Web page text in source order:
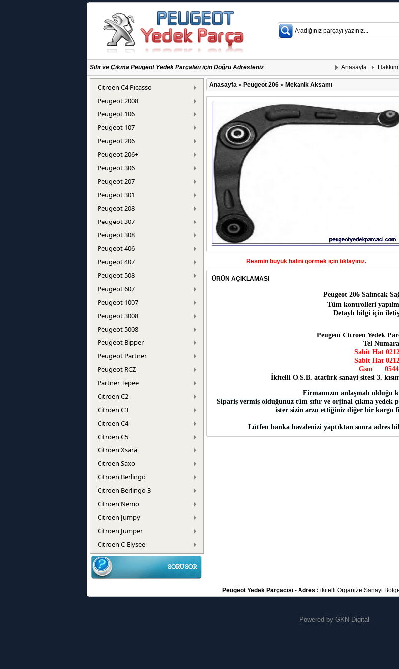
Sıfır ve Çıkma Peugeot Yedek Parçaları için Doğru Adresteniz Anasayfa
Citroen C4 Picasso
Peugeot 2008
Peugeot 106
Peugeot 107
Peugeot 206
Peugeot 206+
Peugeot 306
Peugeot 207
Peugeot 301
Peugeot 208
Peugeot 307
Peugeot 308
Peugeot 406
Peugeot 407
Peugeot 508
Peugeot 607
Peugeot 1007
Peugeot 3008
Peugeot 5008
Peugeot Bipper
Peugeot Partner
Peugeot RCZ
Partner Tepee
Citroen C2
Citroen C3
Citroen C4
Citroen C5
Citroen Xsara
Citroen Saxo
Citroen Berlingo
Citroen Berlingo 3
Citroen Nemo
Citroen Jumpy
Citroen Jumper
Citroen C-Elysee
Anasayfa» Peugeot 206» Mekanik Aksamı
Resmin büyük halini görmek için tıklayınız.
ÜRÜN AÇIKLAMASI
Peugeot 206 Salıncak
Tüm kontrolleri
Detaylı bilgi için
Peugeot Citroen Yedek
Tel
Sabit Hat
Sabit Hat
Gsm
İkitelli O.S.B. atatürk sanayi sitesi 3.
Firmamızın anlaşmalı olduğu
Sipariş vermiş olduğunuz tüm sıfır ve orjinal çıkma yedek
ister sizin arzu ettiğiniz diğer bir kargo
Lütfen banka havalenizi yaptıktan sonra adres
Peugeot Yedek Parçacısı- Adres : ikitelli Organize Sanayi
Powered by GKN Digital